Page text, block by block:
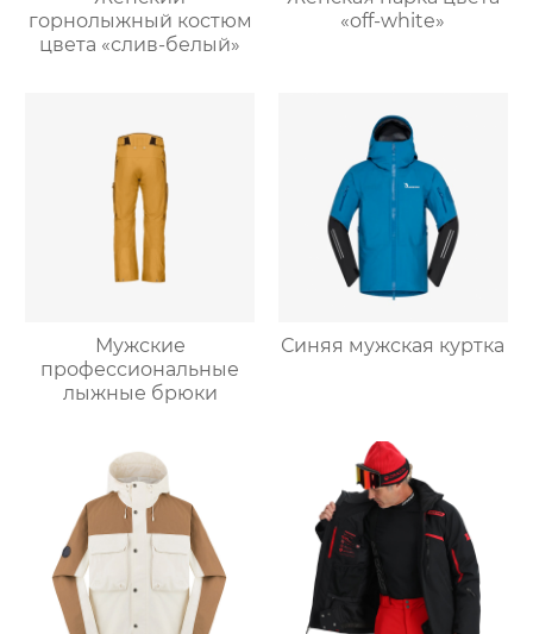
горнолыжный костюм
цвета «слив-белый»
«off-white»
Мужские
профессиональные
лыжные брюки
Синяя мужская куртка